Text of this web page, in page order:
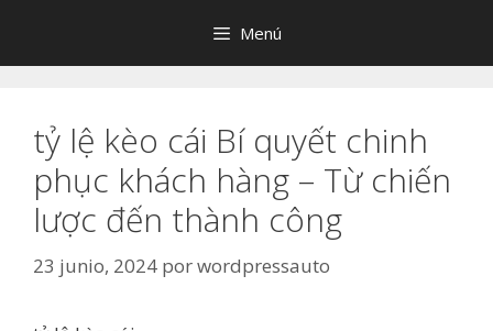
contenido
Menú
tỷ lệ kèo cái Bí quyết chinh
phục khách hàng – Từ chiến
lược đến thành công
23 junio, 2024 porwordpressauto